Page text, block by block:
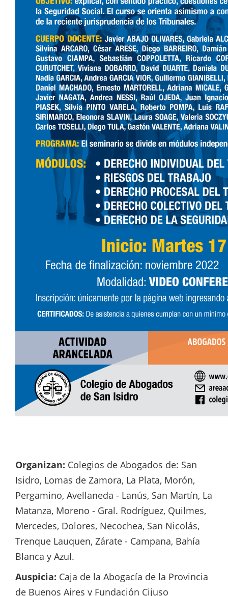
Organizan: Colegios de Abogados de: San
Isidro, Lomas de Zamora, La Plata, Morón,
Pergamino, Avellaneda - Lanús, San Martín, La
Matanza, Moreno - Gral. Rodríguez, Quilmes,
Mercedes, Dolores, Necochea, San Nicolás,
Trenque Lauquen, Zárate - Campana, Bahía
Blanca y Azul.
Auspicia: Caja de la Abogacía de la Provincia
de Buenos Aires y Fundación Cijuso